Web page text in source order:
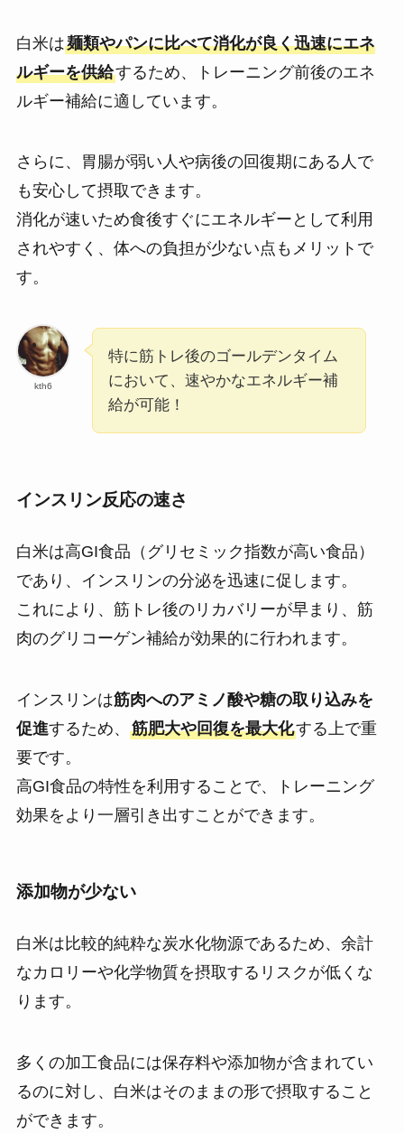
白米は麺類やパンに比べて消化が良く迅速にエネ
ルギーを供給するため、トレーニング前後のエネ
ルギー補給に適しています。
さらに、胃腸が弱い人や病後の回復期にある人で
も安心して摂取できます。
消化が速いため食後すぐにエネルギーとして利用
されやすく、体への負担が少ない点もメリットで
す。
kth6
特に筋トレ後のゴールデンタイム
において、速やかなエネルギー補
給が可能！
インスリン反応の速さ
白米は高GI食品（グリセミック指数が高い食品）
であり、インスリンの分泌を迅速に促します。
これにより、筋トレ後のリカバリーが早まり、筋
肉のグリコーゲン補給が効果的に行われます。
インスリンは筋肉へのアミノ酸や糖の取り込みを
促進するため、 筋肥大や回復を最大化する上で重
要です。
高GI食品の特性を利用することで、トレーニング
効果をより一層引き出すことができます。
添加物が少ない
白米は比較的純粋な炭水化物源であるため、余計
なカロリーや化学物質を摂取するリスクが低くな
ります。
多くの加工食品には保存料や添加物が含まれてい
るのに対し、白米はそのままの形で摂取すること
ができます。